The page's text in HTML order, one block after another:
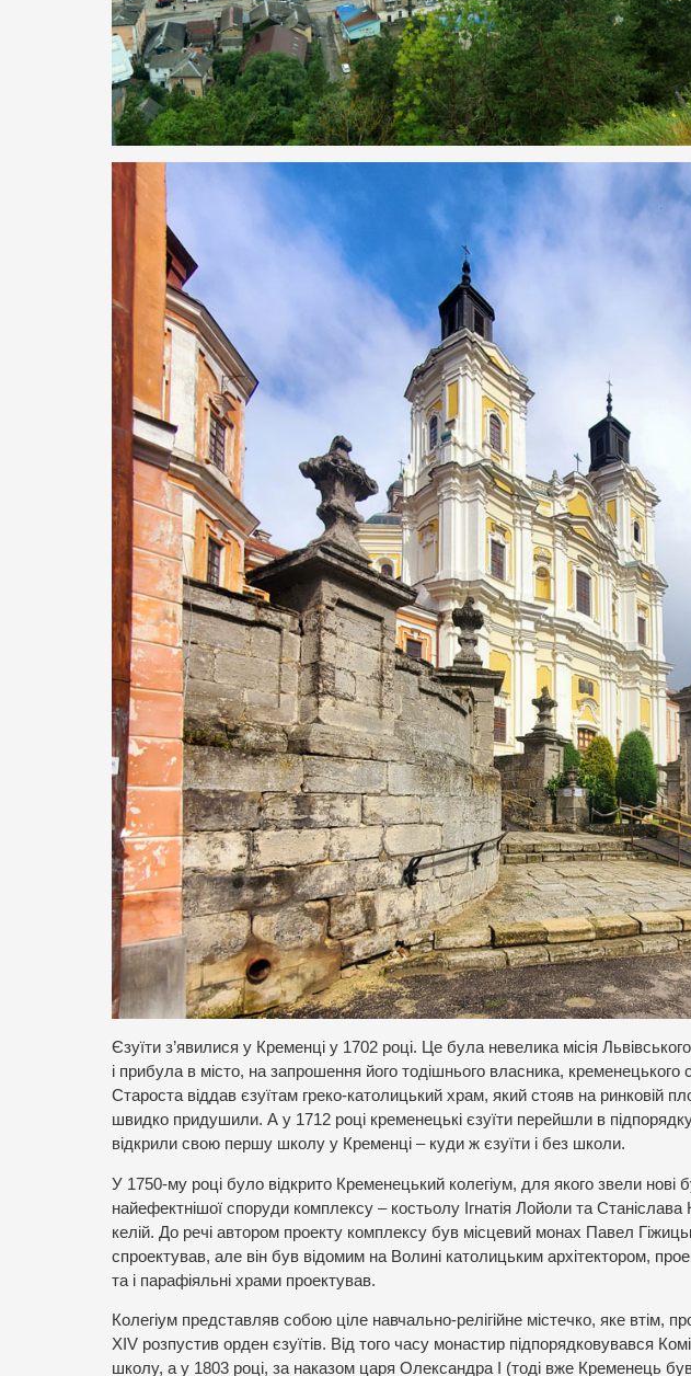
Єзуїти з’явилися у Кременці у 1702 році. Це була невелика місія
і прибула в місто, на запрошення його тодішнього власника,
Староста віддав єзуїтам греко-католицький храм, який стояв на ринковій
швидко придушили. А у 1712 році кременецькі єзуїти перейшли в
відкрили свою першу школу у Кременці – куди ж єзуїти і без школи.
У 1750-му році було відкрито Кременецький колегіум, для якого звели нові
найефектнішої споруди комплексу – костьолу Ігнатія Лойоли та
келій. До речі автором проекту комплексу був місцевий монах Павел
спроектував, але він був відомим на Волині католицьким архітектором,
та і парафіяльні храми проектував.
Колегіум представляв собою ціле навчально-релігійне містечко, яке втім,
XIV розпустив орден єзуїтів. Від того часу монастир підпорядковувався
школу, а у 1803 році, за наказом царя Олександра І (тоді вже Кременець